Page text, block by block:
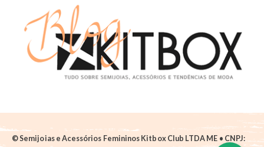
© Semijoias e Acessórios Femininos Kitbox Club LTDA ME • CNPJ: